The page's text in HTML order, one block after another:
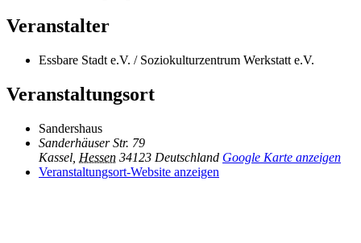
Veranstalter
Essbare Stadt e.V. / Soziokulturzentrum Werkstatt e.V.
Veranstaltungsort
Sandershaus
Sanderhäuser Str. 79
Kassel Hessen 34123 Deutschland Google Karte anzeigen
Veranstaltungsort-Website anzeigen